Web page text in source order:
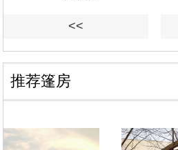
<<
推荐篷房